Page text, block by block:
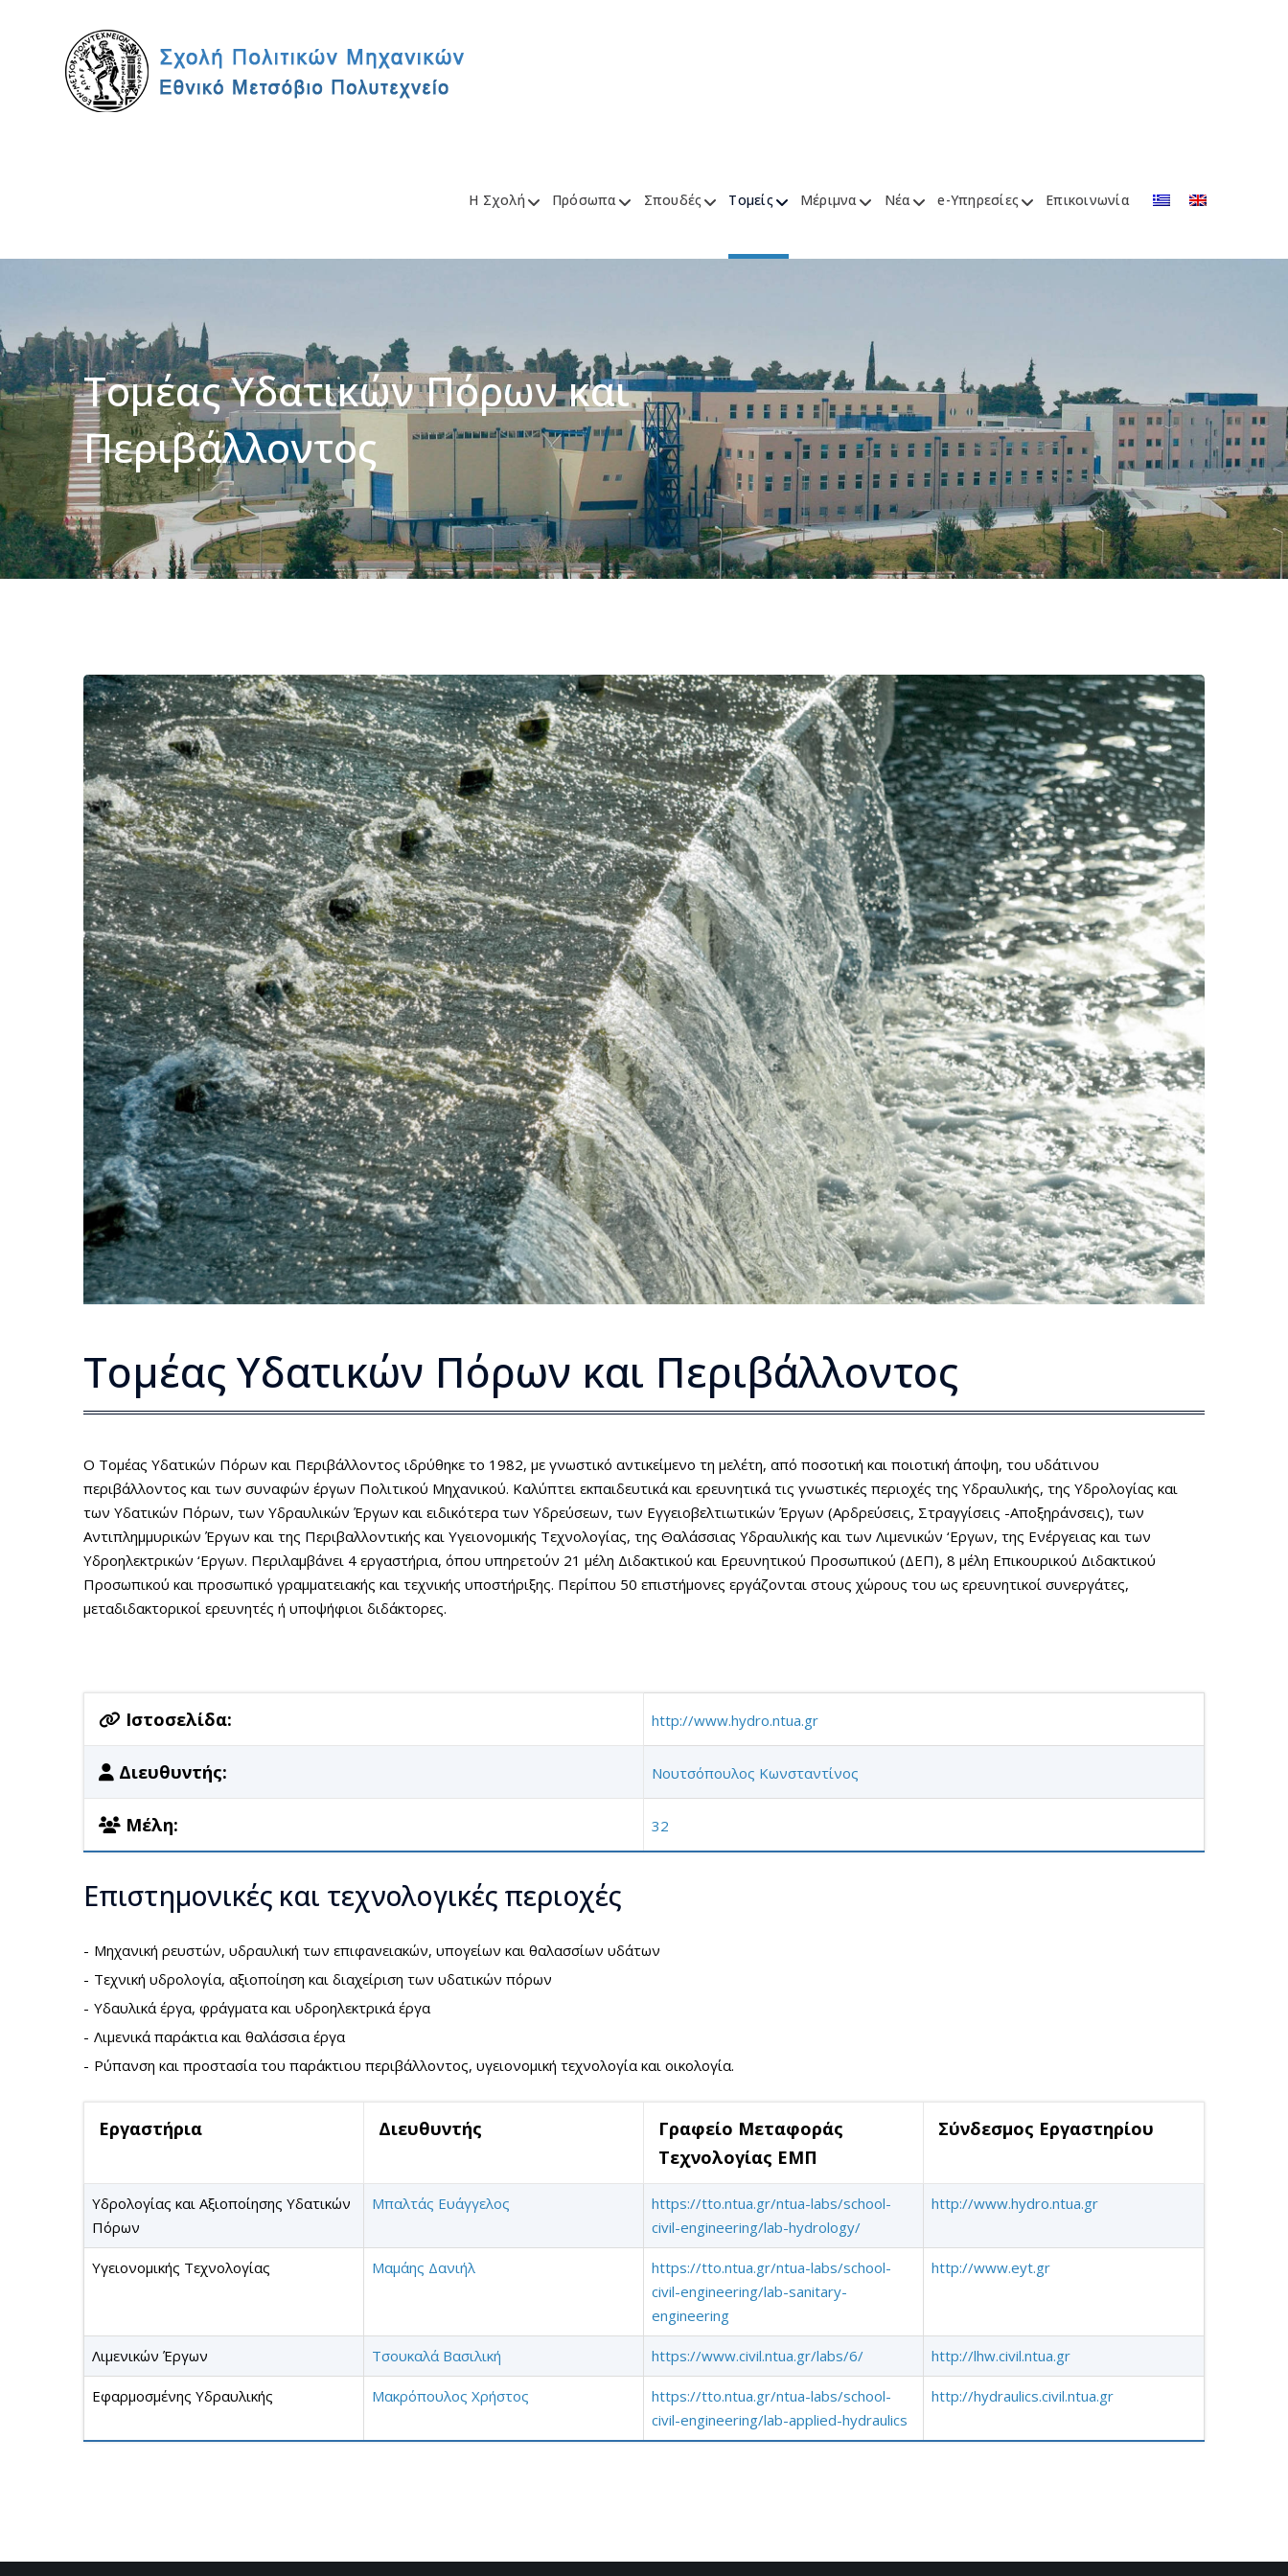
Η Σχολή Πρόσωπα Σπουδές Τομείς Μέριμνα Νέα e-Υπηρεσίες Επικοινωνία
Τομέας Υδατικών Πόρων και
Περιβάλλοντος
Τομέας Υδατικών Πόρων και Περιβάλλοντος
Ο Τομέας Υδατικών Πόρων και Περιβάλλοντος ιδρύθηκε το 1982, με γνωστικό αντικείμενο τη μελέτη, από ποσοτική και ποιοτική άποψη, του υδάτινου
περιβάλλοντος και των συναφών έργων Πολιτικού Μηχανικού. Καλύπτει εκπαιδευτικά και ερευνητικά τις γνωστικές περιοχές της Υδραυλικής, της Υδρολογίας και
των Υδατικών Πόρων, των Υδραυλικών Έργων και ειδικότερα των Υδρεύσεων, των Εγγειοβελτιωτικών Έργων (Αρδρεύσεις, Στραγγίσεις -Αποξηράνσεις), των
Αντιπλημμυρικών Έργων και της Περιβαλλοντικής και Υγειονομικής Τεχνολογίας, της Θαλάσσιας Υδραυλικής και των Λιμενικών ‘Εργων, της Ενέργειας και των
Υδροηλεκτρικών ‘Εργων. Περιλαμβάνει 4 εργαστήρια, όπου υπηρετούν 21 μέλη Διδακτικού και Ερευνητικού Προσωπικού (ΔΕΠ), 8 μέλη Επικουρικού Διδακτικού
Προσωπικού και προσωπικό γραμματειακής και τεχνικής υποστήριξης. Περίπου 50 επιστήμονες εργάζονται στους χώρους του ως ερευνητικοί συνεργάτες,
μεταδιδακτορικοί ερευνητές ή υποψήφιοι διδάκτορες.
Ιστοσελίδα: http://www.hydro.ntua.gr
Διευθυντής: Νουτσόπουλος Κωνσταντίνος
Μέλη: 32
Επιστημονικές και τεχνολογικές περιοχές
Μηχανική ρευστών, υδραυλική των επιφανειακών, υπογείων και θαλασσίων υδάτων
Τεχνική υδρολογία, αξιοποίηση και διαχείριση των υδατικών πόρων
Υδαυλικά έργα, φράγματα και υδροηλεκτρικά έργα
Λιμενικά παράκτια και θαλάσσια έργα
Ρύπανση και προστασία του παράκτιου περιβάλλοντος, υγειονομική τεχνολογία και οικολογία.
Εργαστήρια Διευθυντής
Γραφείο Μεταφοράς
Τεχνολογίας ΕΜΠ
Σύνδεσμος Εργαστηρίου
Υδρολογίας και Αξιοποίησης Υδατικών
Πόρων
Μπαλτάς Ευάγγελος
https://tto.ntua.gr/ntua-labs/school-
civil-engineering/lab-hydrology/
http://www.hydro.ntua.gr
Υγειονομικής Τεχνολογίας Μαμάης Δανιήλ
https://tto.ntua.gr/ntua-labs/school-
civil-engineering/lab-sanitary-
engineering
http://www.eyt.gr
Λιμενικών Έργων Τσουκαλά Βασιλική https://www.civil.ntua.gr/labs/6/ http://lhw.civil.ntua.gr
Εφαρμοσμένης Υδραυλικής Μακρόπουλος Χρήστος
https://tto.ntua.gr/ntua-labs/school-
civil-engineering/lab-applied-hydraulics
http://hydraulics.civil.ntua.gr